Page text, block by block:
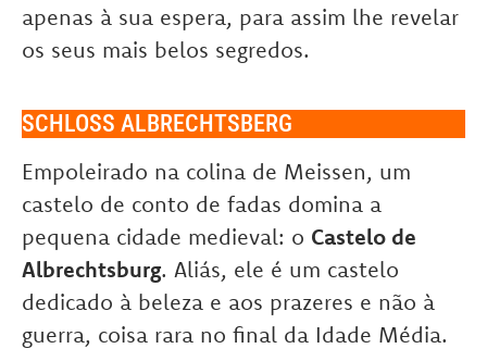
apenas à sua espera, para assim lhe revelar
os seus mais belos segredos.
SCHLOSS ALBRECHTSBERG
Empoleirado na colina de Meissen, um
castelo de conto de fadas domina a
pequena cidade medieval: o Castelo de
Albrechtsburg. Aliás, ele é um castelo
dedicado à beleza e aos prazeres e não à
guerra, coisa rara no final da Idade Média.